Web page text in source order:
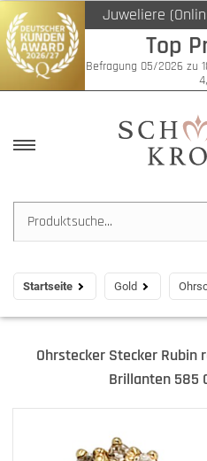
Juweliere
Top
Befragung 05/2026 zu
Startseite Gold
Ohrstecker Stecker
Brillanten 585